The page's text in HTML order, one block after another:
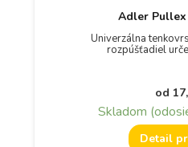
Adler
Univerzálna
rozpúšťadiel
od
Skladom
Detail